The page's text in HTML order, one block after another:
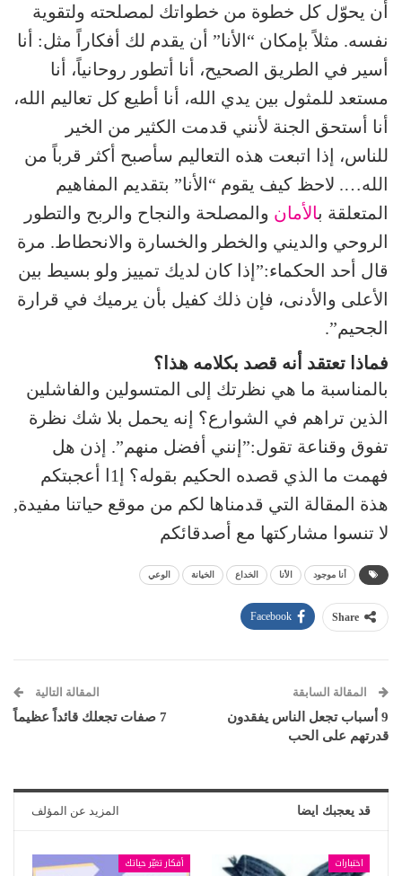
أن يحوّل كل خطوة من خطواتك لمصلحته ولتقوية
نفسه. مثلاً بإمكان “الأنا” أن يقدم لك أفكاراً مثل: أنا
أسير في الطريق الصحيح، أنا أتطور روحانياً، أنا
مستعد للمثول بين يدي الله، أنا أطيع كل تعاليم الله،
أنا أستحق الجنة لأنني قدمت الكثير من الخير
للناس، إذا اتبعت هذه التعاليم سأصبح أكثر قرباً من
الله…. لاحظ كيف يقوم “الأنا” بتقديم المفاهيم
المتعلقة بالأمان والمصلحة والنجاح والربح والتطور
الروحي والديني والخطر والخسارة والانحطاط. مرة
قال أحد الحكماء:”إذا كان لديك تمييز ولو بسيط بين
الأعلى والأدنى، فإن ذلك كفيل بأن يرميك في قرارة
الجحيم”.
فماذا تعتقد أنه قصد بكلامه هذا؟
بالمناسبة ما هي نظرتك إلى المتسولين والفاشلين
الذين تراهم في الشوارع؟ إنه يحمل بلا شك نظرة
تفوق وقناعة تقول:”إنني أفضل منهم”. إذن هل
فهمت ما الذي قصده الحكيم بقوله؟ إ1ا أعجبتكم
هذة المقالة التي قدمناها لكم من موقع حياتنا مفيدة,
لا تنسوا مشاركتها مع أصدقائكم
أنا موجود الأنا الخداع الخيانة الوعي
Share
Facebook
المقالة السابقة
9 أسباب تجعل الناس يفقدون
قدرتهم على الحب
المقالة التالية
7 صفات تجعلك قائداً عظيماً
قد يعجبك ايضا المزيد عن المؤلف
اختبارات أفكار تغيّر حياتك